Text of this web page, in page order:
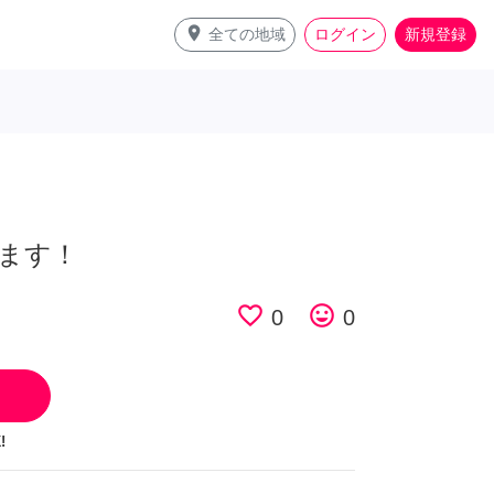
place 全ての地域 ログイン 新規登録
す！
favorite_border 0 tag_faces 0